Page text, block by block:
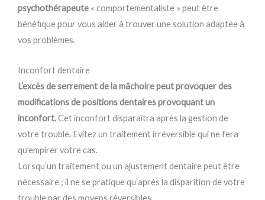
psychothérapeute « comportementaliste » peut être
bénéfique pour vous aider à trouver une solution adaptée à
vos problèmes.
Inconfort dentaire​
L’excès de serrement de la mâchoire peut provoquer des
modifications de positions dentaires provoquant un
inconfort.Cet inconfort disparaîtra après la gestion de
votre trouble. Evitez un traitement irréversible qui ne fera
qu’empirer votre cas.
Lorsqu’un traitement ou un ajustement dentaire peut être
nécessaire ; il ne se pratique qu’après la disparition de votre
trouble par des moyens réversibles.